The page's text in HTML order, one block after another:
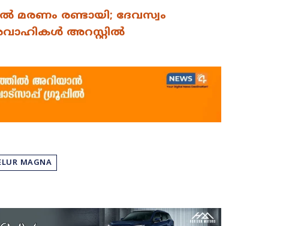
രണ്ടായി; ദേവസ്വം
അറസ്റ്റിൽ
MAGNA